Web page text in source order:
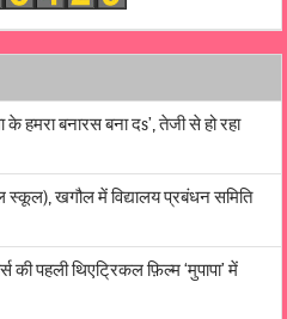
हमरा बनारस बना दs’, तेजी से हो रहा
स्कूल), खगौल में विद्यालय प्रबंधन समिति
की पहली थिएट्रिकल फ़िल्म ‘मुपापा’ में